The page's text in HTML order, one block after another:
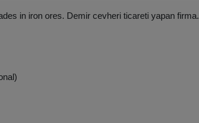
in iron ores. Demir cevheri ticareti yapan firma.